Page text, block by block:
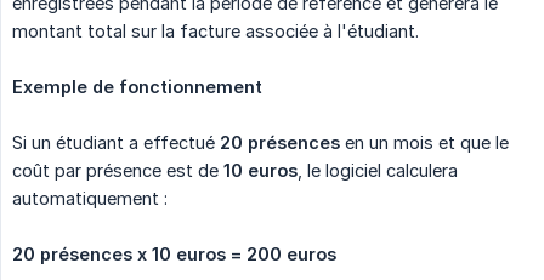
montant total sur la facture associée à l'étudiant.
Exemple de fonctionnement
Si un étudiant a effectué 20 présences en un mois et que le
coût par présence est de 10 euros , le logiciel calculera
automatiquement :
20 présences x 10 euros = 200 euros